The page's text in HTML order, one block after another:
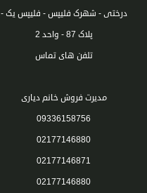
درختی - شهرک فلیپس - فلیپس یک -
پلاک 87 - واحد 2
تلفن های تماس
مدیرت فروش خانم دیاری
09336158756
02177146880
02177146871
02177146880